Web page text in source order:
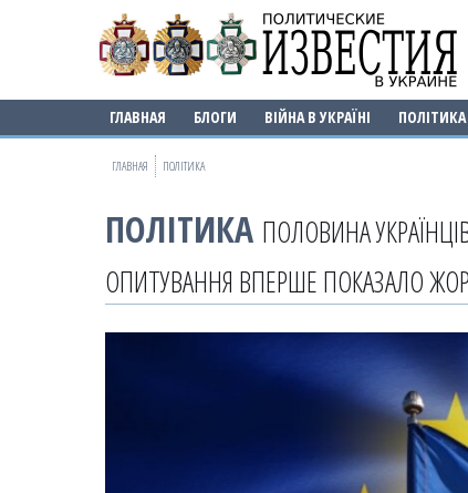
ГЛАВНАЯ БЛОГИ ВІЙНА В УКРАЇНІ ПОЛІТИКА
ГЛАВНАЯ ПОЛІТИКА
ПОЛІТИКА ПОЛОВИНА
ОПИТУВАННЯ ВПЕРШЕ ПОКАЗАЛО